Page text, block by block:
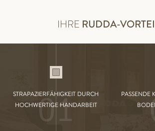
IHRE RUDDA-
STRAPAZIERFÄHIGKEIT DURCH
HOCHWERTIGE HANDARBEIT
01
PASSENDE